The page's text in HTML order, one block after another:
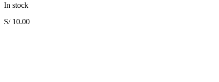
In stock
S/10.00